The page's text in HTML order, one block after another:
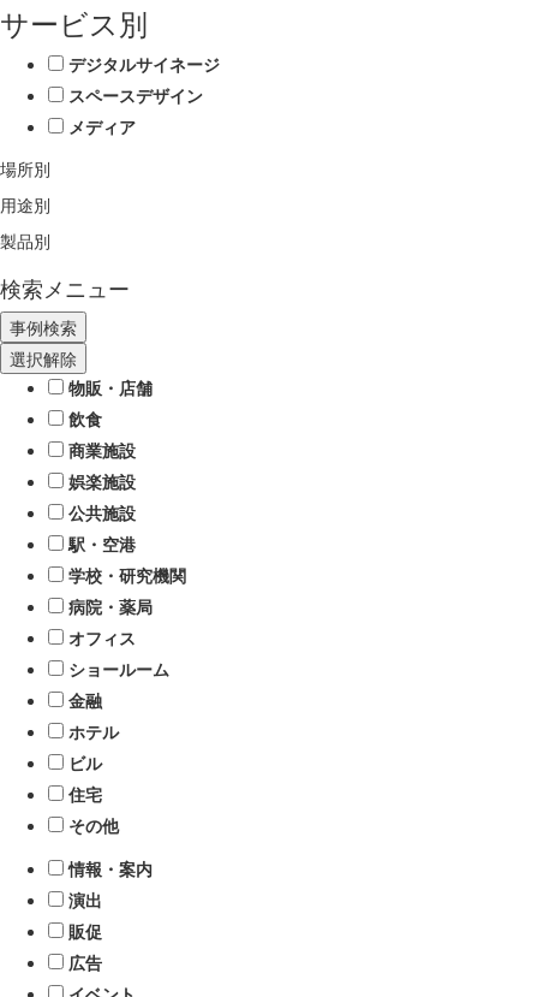
サービス別
デジタルサイネージ
スペースデザイン
メディア
場所別
用途別
製品別
検索メニュー
選択解除
物販・店舗
飲食
商業施設
娯楽施設
公共施設
駅・空港
学校・研究機関
病院・薬局
オフィス
ショールーム
金融
ホテル
ビル
住宅
その他
情報・案内
演出
販促
広告